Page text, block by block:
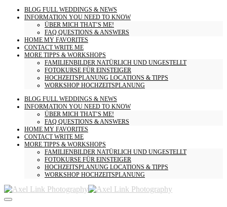
BLOG FULL WEDDINGS & NEWS
INFORMATION YOU NEED TO KNOW
ÜBER MICH THAT’S ME!
FAQ QUESTIONS & ANSWERS
HOME MY FAVORITES
CONTACTWRITE ME
MORE TIPPS & WORKSHOPS
FAMILIENBILDER NATÜRLICH UND UNGESTELLT
FOTOKURSE FÜR EINSTEIGER
HOCHZEITSPLANUNG LOCATIONS & TIPPS
WORKSHOP HOCHZEITSPLANUNG
BLOG FULL WEDDINGS & NEWS
INFORMATION YOU NEED TO KNOW
ÜBER MICH THAT’S ME!
FAQ QUESTIONS & ANSWERS
HOME MY FAVORITES
CONTACTWRITE ME
MORE TIPPS & WORKSHOPS
FAMILIENBILDER NATÜRLICH UND UNGESTELLT
FOTOKURSE FÜR EINSTEIGER
HOCHZEITSPLANUNG LOCATIONS & TIPPS
WORKSHOP HOCHZEITSPLANUNG